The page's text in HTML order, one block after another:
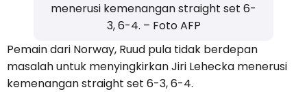
menerusi kemenangan straight set 6-
3, 6-4. – Foto AFP
Pemain dari Norway, Ruud pula tidak berdepan
masalah untuk menyingkirkan Jiri Lehecka menerusi
kemenangan straight set 6-3, 6-4.